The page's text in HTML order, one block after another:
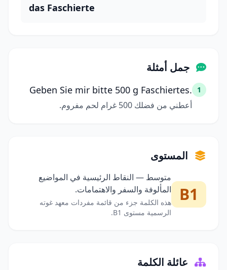
das Faschierte
جمل أمثلة
1
Geben Sie mir bitte 500 g Faschiertes.
أعطني من فضلك 500 غرام لحم مفروم.
المستوى
B1
متوسط — النقاط الرئيسية في المواضيع
المألوفة والسفر والاهتمامات.
هذه الكلمة جزء من قائمة مفردات معهد غوته
الرسمية مستوى B1.
عائلة الكلمة